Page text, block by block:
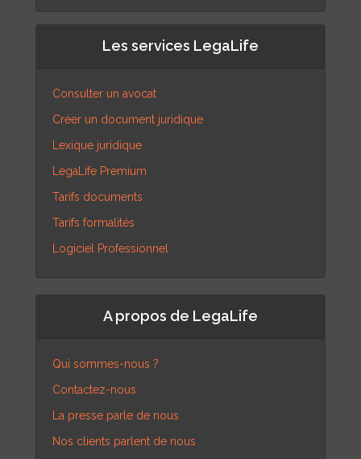
Les services LegaLife
Consulter un avocat
Créer un document juridique
Lexique juridique
LegaLife Premium
Tarifs documents
Tarifs formalités
Logiciel Professionnel
A propos de LegaLife
Qui sommes-nous ?
Contactez-nous
La presse parle de nous
Nos clients parlent de nous